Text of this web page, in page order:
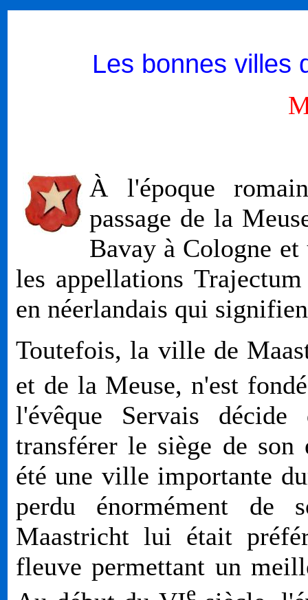
Les bonnes villes
À l'époque
passage de la
Bavay à Cologne
les appellations
en néerlandais qui
Toutefois, la ville de
et de la Meuse, n'est
l'évêque Servais
transférer le siège de
été une ville importante
perdu énormément de
Maastricht lui était
fleuve permettant un
e